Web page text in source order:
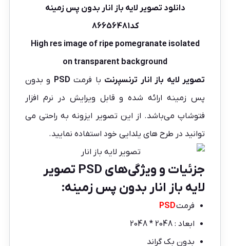
دانلود تصویر لایه باز انار بدون پس زمینه
کد86656481
High res image of ripe pomegranate isolated
on transparent background
تصویر لایه باز انار ترنسپرنت با فرمت PSD و بدون
پس زمینه ارائه شده و قابل ویرایش در نرم افزار
فتوشاپ می‌باشد. از این تصویر ایزونه به راحتی می
توانید در طرح های یلدایی خود استفاده نمایید.
جزئیات و ویژگی‌های PSD تصویر
لایه باز انار بدون پس زمینه:
فرمتPSD
ابعاد : 2048 * 2048
بدون بک گراند